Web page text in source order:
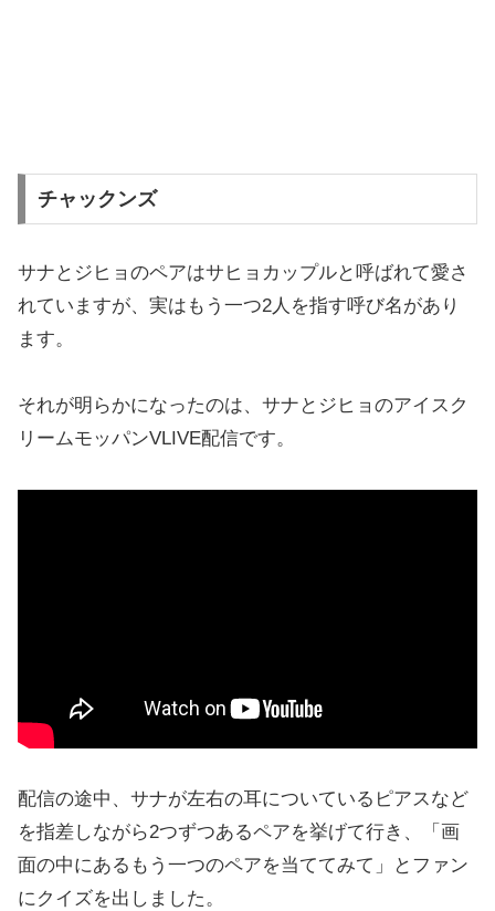
チャックンズ
サナとジヒョのペアはサヒョカップルと呼ばれて愛さ
れていますが、実はもう一つ2人を指す呼び名があり
ます。
それが明らかになったのは、サナとジヒョのアイスク
リームモッパンVLIVE配信です。
配信の途中、サナが左右の耳についているピアスなど
を指差しながら2つずつあるペアを挙げて行き、「画
面の中にあるもう一つのペアを当ててみて」とファン
にクイズを出しました。